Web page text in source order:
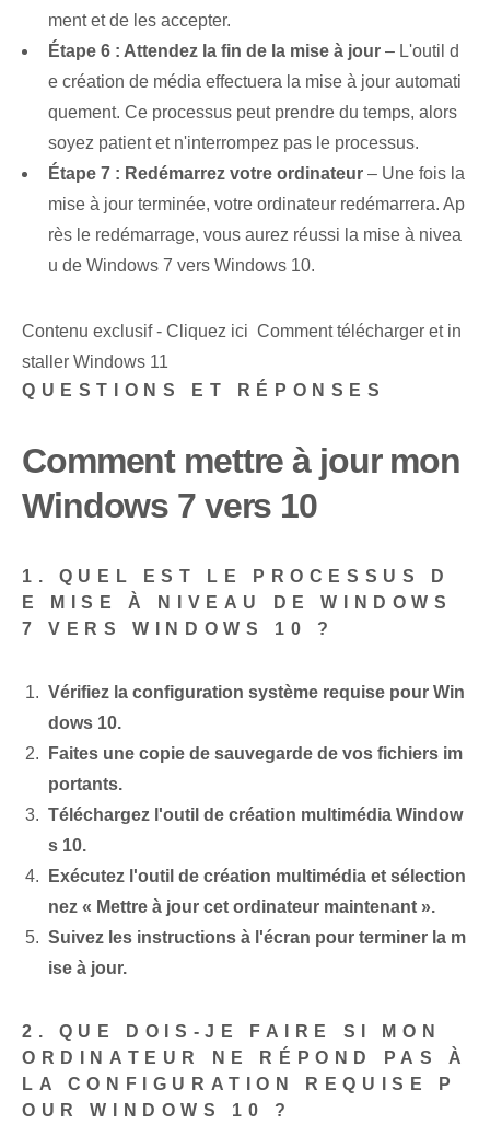
ment ‌et de les accepter.
Étape 6 : Attendez la fin de la mise à jour – L'outil d
e création de média effectuera la mise à jour automati
quement. Ce processus peut prendre du temps, alors
soyez patient et n'interrompez pas le processus.
Étape 7 : Redémarrez votre ordinateur – Une fois⁣ la⁢
mise à jour terminée, votre ordinateur redémarrera. Ap
rès le redémarrage, vous aurez réussi la mise à nivea
u de Windows 7 vers Windows 10.
Contenu exclusif - Cliquez ici Comment télécharger et in
staller Windows 11
QUESTIONS ET RÉPONSES
Comment mettre à jour mon
Windows 7 vers 10
1. QUEL EST LE PROCESSUS D
E MISE À NIVEAU DE WINDOWS
7 VERS WINDOWS 10 ?
Vérifiez la configuration système requise pour Win
dows 10.
Faites une copie de sauvegarde de vos fichiers im
portants.
Téléchargez l'outil de création multimédia Window
s 10.
Exécutez l'outil de création multimédia et sélection
nez « Mettre à jour cet ordinateur maintenant ».
Suivez les instructions à l'écran pour terminer la m
ise à jour.
2. QUE DOIS-JE FAIRE SI MON
ORDINATEUR NE RÉPOND PAS À
LA CONFIGURATION REQUISE P
OUR WINDOWS 10 ?